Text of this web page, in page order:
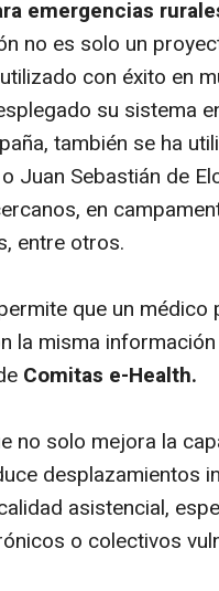
emergencias
no es solo un
con éxito en
su sistema
también se ha
Juan Sebastián de
en
entre otros.
que un
la misma
Comitas e-Health.
no solo mejora la
desplazamientos
asistencial,
o colectivos